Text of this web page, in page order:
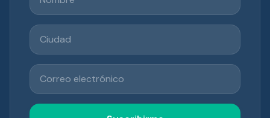
Ciudad
Correo electrónico